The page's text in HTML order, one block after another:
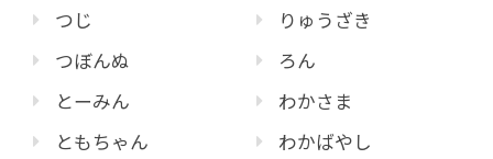
つじ
つぼんぬ
とーみん
ともちゃん
りゅうざき
ろん
わかさま
わかばやし